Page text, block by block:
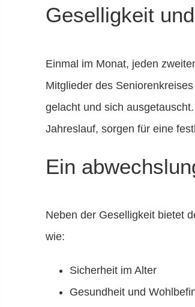
Geselligkeit
Einmal im Monat, jeden
Mitglieder des
gelacht und sich
Jahreslauf, sorgen für eine
Ein
Neben der Geselligkeit bietet
wie:
Sicherheit im Alter
Gesundheit und